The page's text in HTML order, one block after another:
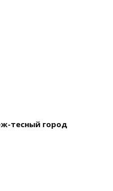
тесный город